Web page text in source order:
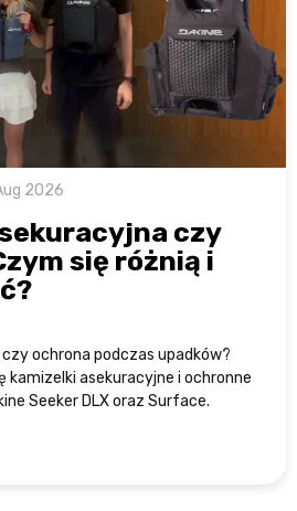
2026
czy
się różnią i
ochrona podczas upadków?
kamizelki asekuracyjne i ochronne
Seeker DLX oraz Surface.